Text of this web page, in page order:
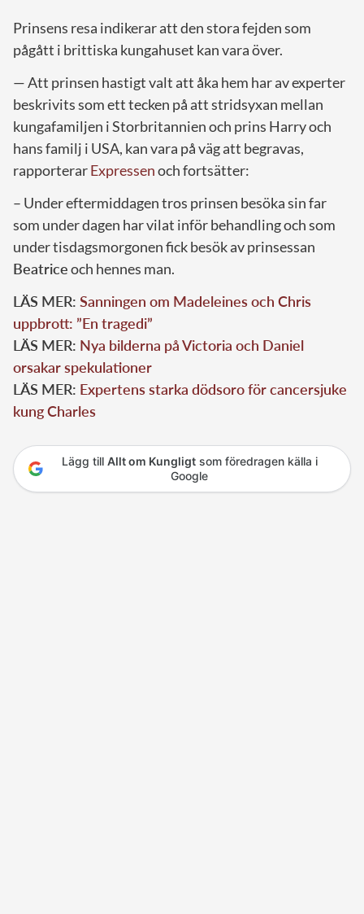
Prinsens resa indikerar att den stora fejden som
pågått i brittiska kungahuset kan vara över.
— Att prinsen hastigt valt att åka hem har av experter
beskrivits som ett tecken på att stridsyxan mellan
kungafamiljen i Storbritannien och prins Harry och
hans familj i USA, kan vara på väg att begravas,
rapporterarExpressenoch fortsätter:
– Under eftermiddagen tros prinsen besöka sin far
som under dagen har vilat inför behandling och som
under tisdagsmorgonen fick besök av prinsessan
Beatriceoch hennes man.
LÄS MER: Sanningen om Madeleines och Chris
uppbrott: ”En tragedi”
LÄS MER: Nya bilderna på Victoria och Daniel
orsakar spekulationer
LÄS MER: Expertens starka dödsoro för cancersjuke
kung Charles
Lägg till Allt om Kungligtsom föredragen källa i
Google